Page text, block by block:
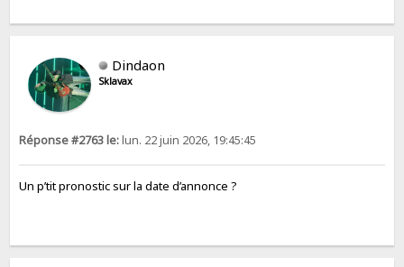
Dindaon
Sklavax
Réponse #2763 le:lun. 22 juin 2026, 19:45:45
Un p’tit pronostic sur la date d’annonce ?